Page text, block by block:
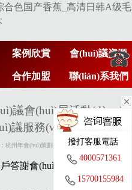
色国产香蕉_高清日韩A级毛
案例欣賞 會(huì)議資源
合作加盟 聯(lián)系我們
400-
議會(huì)展活動(dòng)
議服務(wù)有限公司
杭州年會(huì)策劃公司 http://m.27xsgw.com
答謝會(huì)暨年度盛典
撥打客服電話
4000571361
15700155984